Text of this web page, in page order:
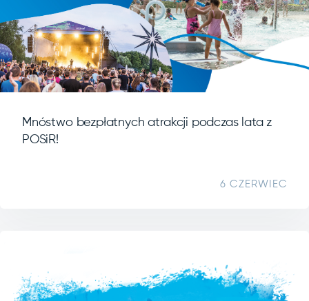
Mnóstwo bezpłatnych atrakcji podczas lata z
POSiR!
6 CZERWIEC